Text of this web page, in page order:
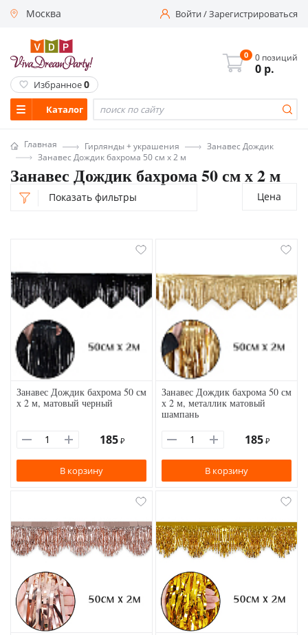
Москва Войти/Зарегистрироваться
Каталог
0 0 позиций
0 р.
Избранное0
Главная Гирлянды + украшения
Занавес Дождик
Занавес Дождик бахрома 50 см х 2 м
Занавес Дождик бахрома 50 см х 2 м
Показать фильтры Цена
Занавес Дождик бахрома 50 см
х 2 м, матовый черный
185 ₽
В корзину
Занавес Дождик бахрома 50 см
х 2 м, металлик матовый
шампань
185 ₽
В корзину